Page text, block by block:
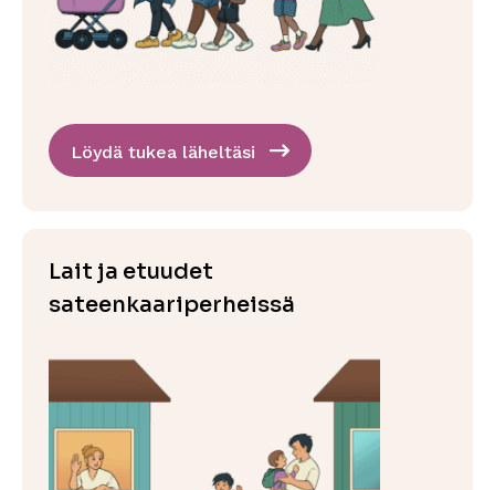
Löydä tukea läheltäsi
Lait ja etuudet
sateenkaariperheissä